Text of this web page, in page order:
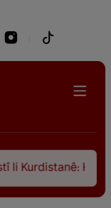
li Kurdistanê: